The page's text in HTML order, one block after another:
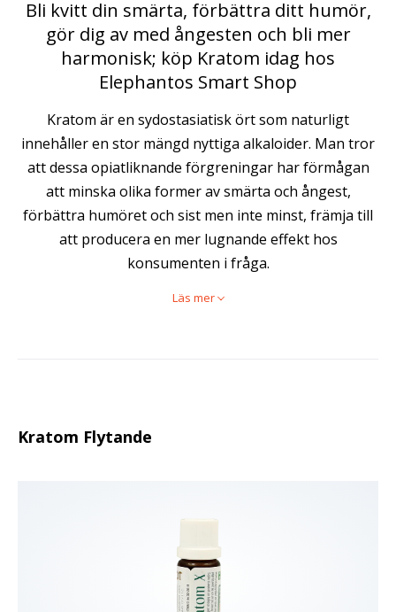
Bli kvitt din smärta, förbättra ditt humör,
gör dig av med ångesten och bli mer
harmonisk; köp Kratom idag hos
Elephantos Smart Shop
Kratom är en sydostasiatisk ört som naturligt
innehåller en stor mängd nyttiga alkaloider. Man tror
att dessa opiatliknande förgreningar har förmågan
att minska olika former av smärta och ångest,
förbättra humöret och sist men inte minst, främja till
att producera en mer lugnande effekt hos
konsumenten i fråga.
Läs mer
Kratom Flytande